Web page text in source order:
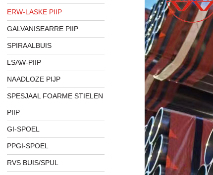
ERW-LASKE PIIP
GALVANISEARRE PIIP
SPIRAALBUIS
LSAW-PIIP
NAADLOZE PIJP
SPESJAAL FOARME STIELEN
PIIP
GI-SPOEL
PPGI-SPOEL
RVS BUIS/SPUL